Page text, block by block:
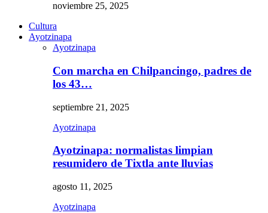
noviembre 25, 2025
Cultura
Ayotzinapa
Ayotzinapa
Con marcha en Chilpancingo, padres de
los 43…
septiembre 21, 2025
Ayotzinapa
Ayotzinapa: normalistas limpian
resumidero de Tixtla ante lluvias
agosto 11, 2025
Ayotzinapa